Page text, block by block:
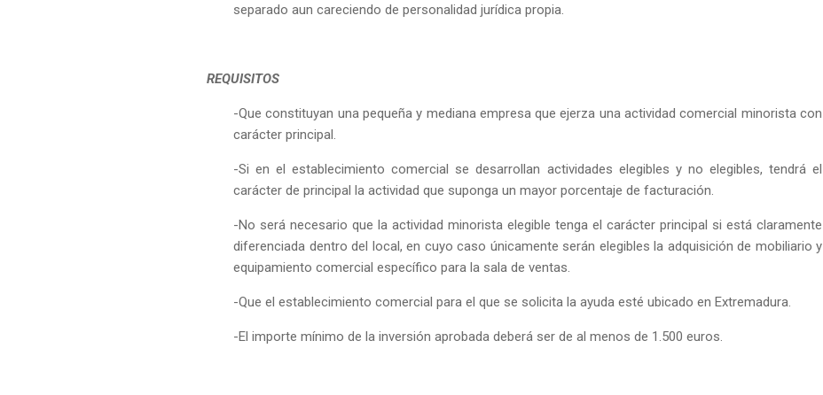
separado aun careciendo de personalidad jurídica propia.
REQUISITOS
-Que constituyan una pequeña y mediana empresa que ejerza una actividad comercial minorista con
carácter principal.
-Si en el establecimiento comercial se desarrollan actividades elegibles y no elegibles, tendrá el
carácter de principal la actividad que suponga un mayor porcentaje de facturación.
-No será necesario que la actividad minorista elegible tenga el carácter principal si está claramente
diferenciada dentro del local, en cuyo caso únicamente serán elegibles la adquisición de mobiliario y
equipamiento comercial específico para la sala de ventas.
-Que el establecimiento comercial para el que se solicita la ayuda esté ubicado en Extremadura.
-El importe mínimo de la inversión aprobada deberá ser de al menos de 1.500 euros.